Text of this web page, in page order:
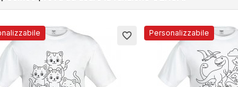
favorite_border Personalizzabile